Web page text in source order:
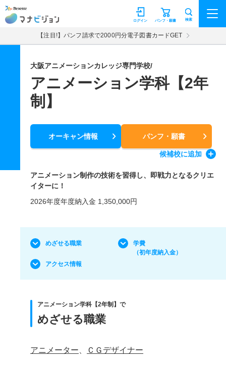
マナビジョン パンフ・願書
ログイン 検索
【注目!】パンフ請求で2000円分電子図書カードGET
大阪アニメーションカレッジ専門学校/
アニメーション学科【2年
制】
オーキャン情報 パンフ・願書
候補校に追加
アニメーション制作の技術を習得し、即戦力となるクリエ
イターに！
2026年度年度納入金 1,350,000円
めざせる職業
学費
（初年度納入金）
アクセス情報
アニメーション学科【2年制】で
めざせる職業
アニメーター ＣＧデザイナー